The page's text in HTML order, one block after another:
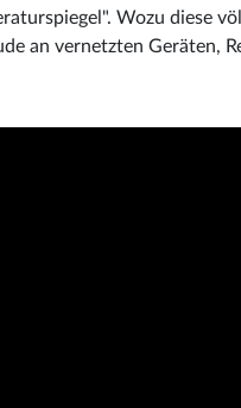
Wozu diese
an vernetzten Geräten,